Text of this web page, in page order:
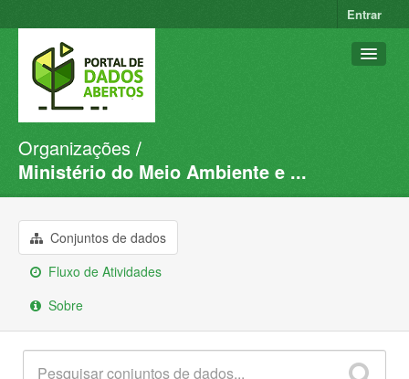
Entrar
Conjuntos de dados
Organizações
Sobre
Organizações
Ministério do Meio Ambiente e ...
Conjuntos de dados
Fluxo de Atividades
Sobre